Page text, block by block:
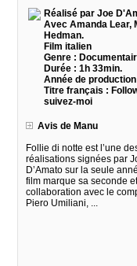
Réalisé par Joe
Avec Amanda Lear,
Hedman.
Film italien
Genre :
Durée : 1h 33min.
Année de
Titre français :
suivez-moi
Avis de Manu
Follie di notte est l’une
réalisations signées par
D’Amato sur la seule
film marque sa seconde
collaboration avec le
Piero Umiliani, ...